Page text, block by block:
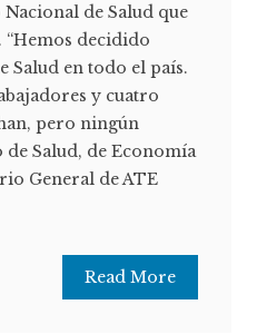
de Salud que
“Hemos decidido
Salud en todo el país.
y cuatro
pero ningún
Salud, de Economía
General de ATE
Read More